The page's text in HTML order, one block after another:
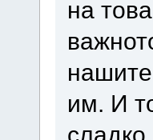
на
им. И